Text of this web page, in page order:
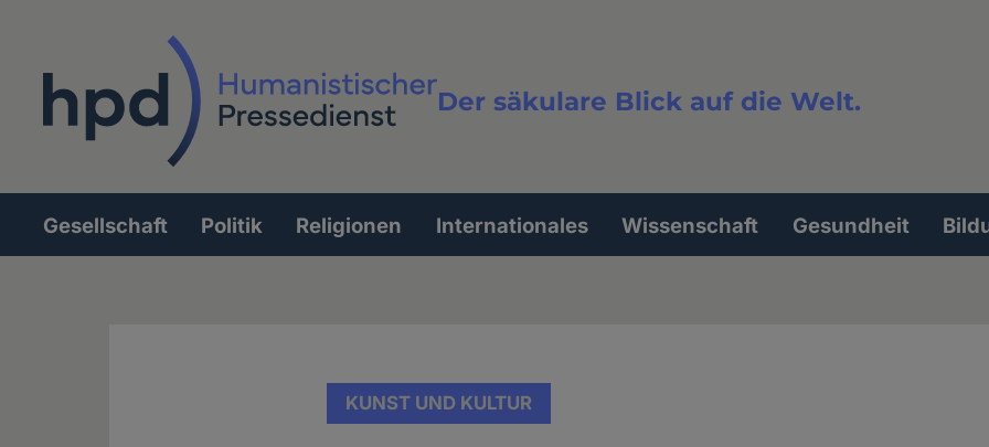
Der säkulare Blick auf die Welt.
Volltextsuche
Hauptnavigation
Gesellschaft Politik Religionen Internationales Wissenschaft Gesundheit
KUNST UND KULTUR